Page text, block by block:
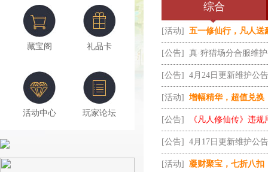
藏宝阁 礼品卡
活动中心 玩家论坛
综合
[活动] 五一修仙行，凡人送
[公告] 真·狩猎场分合服维
[公告] 4月24日更新维护公告
[活动] 增幅精华，超值兑换
[公告] 《凡人修仙传》违
[公告] 4月17日更新维护公告
[活动] 凝财聚宝，七折八扣